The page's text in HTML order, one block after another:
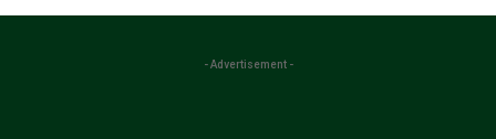
- Advertisement -